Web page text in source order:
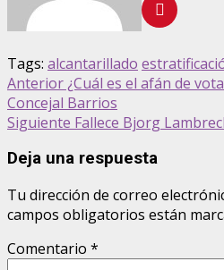
Tags: alcantarillado
Anterior ¿Cuál es el afán de
Concejal Barrios
Siguiente Fallece Bjorg
Deja una respuesta
Tu dirección de correo
campos obligatorios están
Comentario *